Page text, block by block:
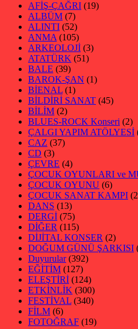
AFİŞ-ÇAĞRI (19)
ALBÜM (7)
ALINTI (52)
ANMA (105)
ARKEOLOJİ (3)
ATATÜRK (51)
BALE (39)
BAROK-ŞAN (1)
BİENAL (1)
BİLDİRİ SANAT (45)
BİLİM (2)
BLUES-ROCK Konseri (2)
ÇALGI YAPIM ATÖLYESİ
CAZ (37)
CD (3)
ÇEVRE (4)
ÇOCUK OYUNLARI ve
ÇOCUK OYUNU (6)
ÇOCUK SANAT KAMPI
DANS (13)
DERGİ (75)
DİĞER (115)
DİJİTAL KONSER (2)
DOĞUM GÜNÜ ŞARKISI
Duyurular(392)
EĞİTİM (127)
ELEŞTİRİ (124)
ETKİNLİK (300)
FESTİVAL (340)
FİLM (6)
FOTOĞRAF (19)